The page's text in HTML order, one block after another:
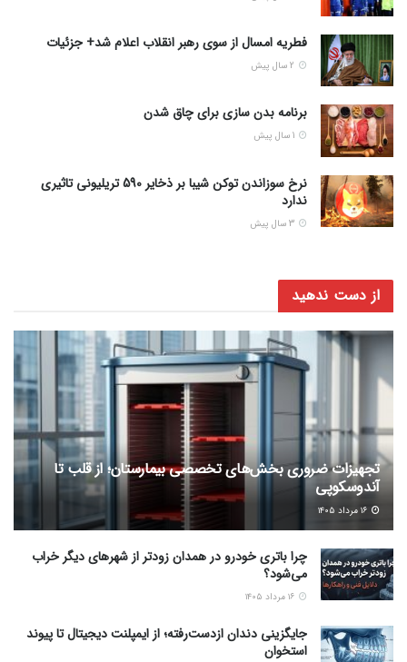
فطریه امسال از سوی رهبر انقلاب اعلام شد+ جزئیات
برنامه بدن سازی برای چاق شدن
نرخ سوزاندن توکن شیبا بر ذخایر 590 تریلیونی تاثیری
ندارد
از دست ندهید
تجهیزات ضروری بخش‌های تخصصی بیمارستان؛ از قلب تا
آندوسکوپی
چرا باتری خودرو در همدان زودتر از شهرهای دیگر خراب
می‌شود؟
جایگزینی دندان ازدست‌رفته؛ از ایمپلنت دیجیتال تا پیوند
استخوان